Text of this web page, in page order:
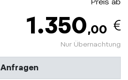
1.350,00
Nur Übernachtung
Anfragen